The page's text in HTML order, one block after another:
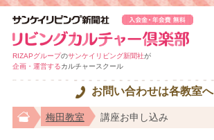
RIZAPグループのサンケイリビング新聞社が
企画・運営するカルチャースクール
お問い合わせは各教室へ
梅田教室 講座お申し込み